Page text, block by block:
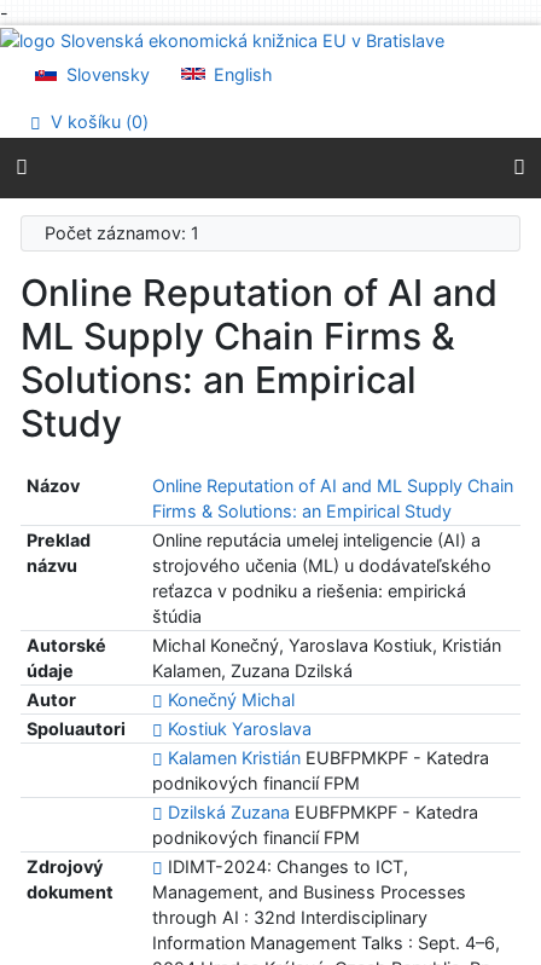
-
Prejsť na obsah
Prehlásenie o webovej prístupnosti
Slovensky English
V košíku (0)
Počet záznamov: 1
Online Reputation of AI and
ML Supply Chain Firms &
Solutions: an Empirical
Study
Názov
Online Reputation of AI and ML Supply Chain
Firms & Solutions: an Empirical Study
Preklad
názvu
Online reputácia umelej inteligencie (AI) a
strojového učenia (ML) u dodávateľského
reťazca v podniku a riešenia: empirická
štúdia
Autorské
údaje
Michal Konečný, Yaroslava Kostiuk, Kristián
Kalamen, Zuzana Dzilská
Autor
Konečný Michal
Spoluautori
Kostiuk Yaroslava
Kalamen KristiánEUBFPMKPF - Katedra
podnikových financií FPM
Dzilská Zuzana EUBFPMKPF - Katedra
podnikových financií FPM
Zdrojový
dokument
IDIMT-2024: Changes to ICT,
Management, and Business Processes
through AI : 32nd Interdisciplinary
Information Management Talks : Sept. 4–6,